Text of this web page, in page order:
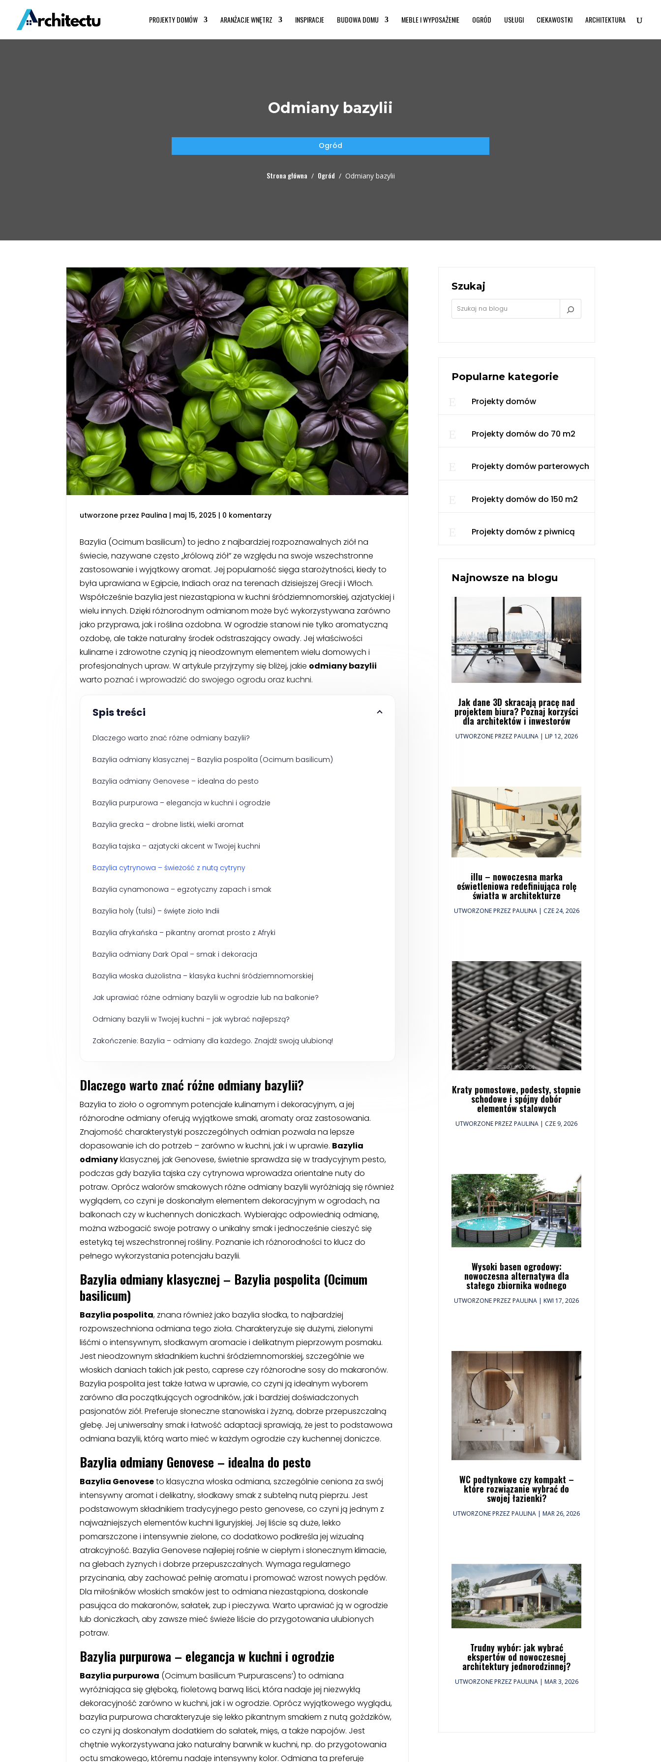
PROJEKTY DOMÓW ARANŻACJE WNĘTRZ INSPIRACJE BUDOWA DOMU MEBLE I WYPOSAŻENIE OGRÓD USŁUGI CIEKAWOSTKI ARCHITEKTURA
Odmiany bazylii
Ogród
Strona główna / Ogród / Odmiany bazylii
utworzone przez Paulina | maj 15, 2025 | 0 komentarzy
Bazylia (Ocimum basilicum) to jedno z najbardziej rozpoznawalnych ziół na
świecie, nazywane często „królową ziół” ze względu na swoje wszechstronne
zastosowanie i wyjątkowy aromat. Jej popularność sięga starożytności, kiedy to
była uprawiana w Egipcie, Indiach oraz na terenach dzisiejszej Grecji i Włoch.
Współcześnie bazylia jest niezastąpiona w kuchni śródziemnomorskiej, azjatyckiej i
wielu innych. Dzięki różnorodnym odmianom może być wykorzystywana zarówno
jako przyprawa, jak i roślina ozdobna. W ogrodzie stanowi nie tylko aromatyczną
ozdobę, ale także naturalny środek odstraszający owady. Jej właściwości
kulinarne i zdrowotne czynią ją nieodzownym elementem wielu domowych i
profesjonalnych upraw. W artykule przyjrzymy się bliżej, jakie odmiany bazylii
warto poznać i wprowadzić do swojego ogrodu oraz kuchni.
Spis treści
Dlaczego warto znać różne odmiany bazylii?
Bazylia odmiany klasycznej – Bazylia pospolita (Ocimum basilicum)
Bazylia odmiany Genovese – idealna do pesto
Bazylia purpurowa – elegancja w kuchni i ogrodzie
Bazylia grecka – drobne listki, wielki aromat
Bazylia tajska – azjatycki akcent w Twojej kuchni
Bazylia cytrynowa – świeżość z nutą cytryny
Bazylia cynamonowa – egzotyczny zapach i smak
Bazylia holy (tulsi) – święte zioło Indii
Bazylia afrykańska – pikantny aromat prosto z Afryki
Bazylia odmiany Dark Opal – smak i dekoracja
Bazylia włoska dużolistna – klasyka kuchni śródziemnomorskiej
Jak uprawiać różne odmiany bazylii w ogrodzie lub na balkonie?
Odmiany bazylii w Twojej kuchni – jak wybrać najlepszą?
Zakończenie: Bazylia – odmiany dla każdego. Znajdź swoją ulubioną!
Dlaczego warto znać różne odmiany bazylii?
Bazylia to zioło o ogromnym potencjale kulinarnym i dekoracyjnym, a jej
różnorodne odmiany oferują wyjątkowe smaki, aromaty oraz zastosowania.
Znajomość charakterystyki poszczególnych odmian pozwala na lepsze
dopasowanie ich do potrzeb – zarówno w kuchni, jak i w uprawie. Bazylia
odmianyklasycznej, jak Genovese, świetnie sprawdza się w tradycyjnym pesto,
podczas gdy bazylia tajska czy cytrynowa wprowadza orientalne nuty do
potraw. Oprócz walorów smakowych różne odmiany bazylii wyróżniają się również
wyglądem, co czyni je doskonałym elementem dekoracyjnym w ogrodach, na
balkonach czy w kuchennych doniczkach. Wybierając odpowiednią odmianę,
można wzbogacić swoje potrawy o unikalny smak i jednocześnie cieszyć się
estetyką tej wszechstronnej rośliny. Poznanie ich różnorodności to klucz do
pełnego wykorzystania potencjału bazylii.
Bazylia odmiany klasycznej – Bazylia pospolita (Ocimum
basilicum)
Bazylia pospolita, znana również jako bazylia słodka, to najbardziej
rozpowszechniona odmiana tego zioła. Charakteryzuje się dużymi, zielonymi
liśćmi o intensywnym, słodkawym aromacie i delikatnym pieprzowym posmaku.
Jest nieodzownym składnikiem kuchni śródziemnomorskiej, szczególnie we
włoskich daniach takich jak pesto, caprese czy różnorodne sosy do makaronów.
Bazylia pospolita jest także łatwa w uprawie, co czyni ją idealnym wyborem
zarówno dla początkujących ogrodników, jak i bardziej doświadczonych
pasjonatów ziół. Preferuje słoneczne stanowiska i żyzną, dobrze przepuszczalną
glebę. Jej uniwersalny smak i łatwość adaptacji sprawiają, że jest to podstawowa
odmiana bazylii, którą warto mieć w każdym ogrodzie czy kuchennej doniczce.
Bazylia odmiany Genovese – idealna do pesto
Bazylia Genoveseto klasyczna włoska odmiana, szczególnie ceniona za swój
intensywny aromat i delikatny, słodkawy smak z subtelną nutą pieprzu. Jest
podstawowym składnikiem tradycyjnego pesto genovese, co czyni ją jednym z
najważniejszych elementów kuchni liguryjskiej. Jej liście są duże, lekko
pomarszczone i intensywnie zielone, co dodatkowo podkreśla jej wizualną
atrakcyjność. Bazylia Genovese najlepiej rośnie w ciepłym i słonecznym klimacie,
na glebach żyznych i dobrze przepuszczalnych. Wymaga regularnego
przycinania, aby zachować pełnię aromatu i promować wzrost nowych pędów.
Dla miłośników włoskich smaków jest to odmiana niezastąpiona, doskonale
pasująca do makaronów, sałatek, zup i pieczywa. Warto uprawiać ją w ogrodzie
lub doniczkach, aby zawsze mieć świeże liście do przygotowania ulubionych
potraw.
Bazylia purpurowa – elegancja w kuchni i ogrodzie
Bazylia purpurowa (Ocimum basilicum ‘Purpurascens’) to odmiana
wyróżniająca się głęboką, fioletową barwą liści, która nadaje jej niezwykłą
dekoracyjność zarówno w kuchni, jak i w ogrodzie. Oprócz wyjątkowego wyglądu,
bazylia purpurowa charakteryzuje się lekko pikantnym smakiem z nutą goździków,
co czyni ją doskonałym dodatkiem do sałatek, mięs, a także napojów. Jest
chętnie wykorzystywana jako naturalny barwnik w kuchni, np. do przygotowania
octu smakowego, któremu nadaje intensywny kolor. Odmiana ta preferuje
Szukaj
Popularne kategorie
Projekty domów
Projekty domów do 70 m2
Projekty domów parterowych
Projekty domów do 150 m2
Projekty domów z piwnicą
Najnowsze na blogu
Jak dane 3D skracają pracę nad
projektem biura? Poznaj korzyści
dla architektów i inwestorów
UTWORZONE PRZEZPAULINA| LIP 12, 2026
illu – nowoczesna marka
oświetleniowa redefiniująca rolę
światła w architekturze
UTWORZONE PRZEZPAULINA| CZE 24, 2026
Kraty pomostowe, podesty, stopnie
schodowe i spójny dobór
elementów stalowych
UTWORZONE PRZEZPAULINA CZE 9, 2026
Wysoki basen ogrodowy:
nowoczesna alternatywa dla
stałego zbiornika wodnego
UTWORZONE PRZEZPAULINA |KWI 17, 2026
WC podtynkowe czy kompakt –
które rozwiązanie wybrać do
swojej łazienki?
UTWORZONE PRZEZPAULINA |MAR 26, 2026
Trudny wybór: jak wybrać
ekspertów od nowoczesnej
architektury jednorodzinnej?
UTWORZONE PRZEZPAULINA| MAR 3, 2026